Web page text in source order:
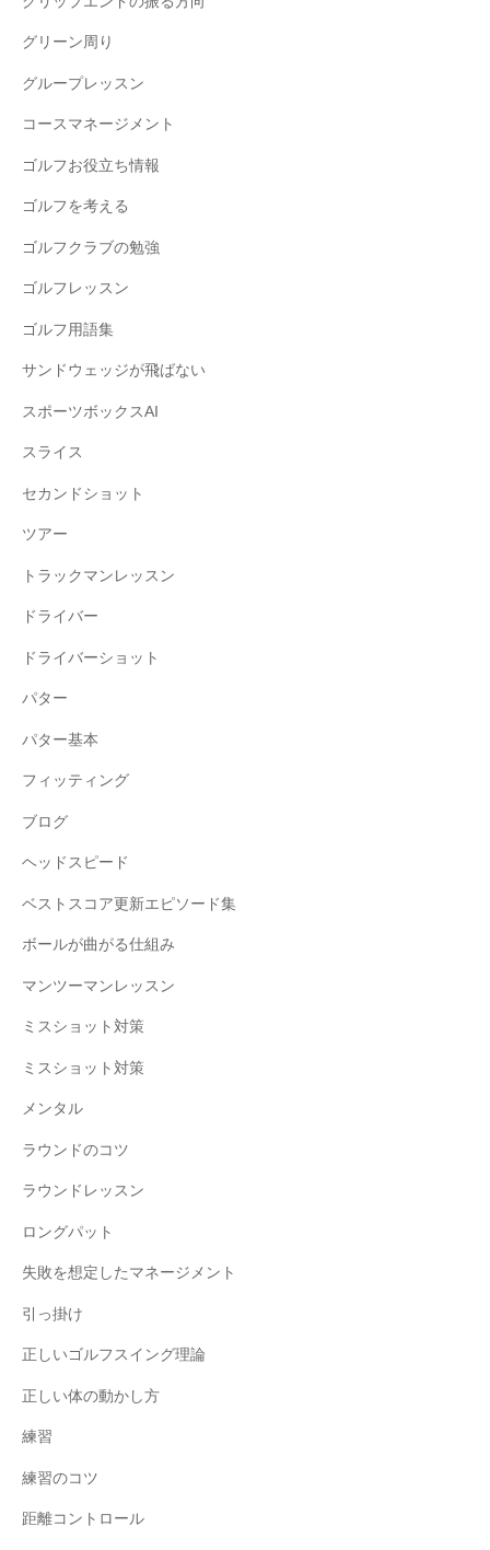
グリーン周り
グループレッスン
コースマネージメント
ゴルフお役立ち情報
ゴルフを考える
ゴルフクラブの勉強
ゴルフレッスン
ゴルフ用語集
サンドウェッジが飛ばない
スポーツボックスAI
スライス
セカンドショット
ツアー
トラックマンレッスン
ドライバー
ドライバーショット
パター
パター基本
フィッティング
ブログ
ヘッドスピード
ベストスコア更新エピソード集
ボールが曲がる仕組み
マンツーマンレッスン
ミスショット対策
ミスショット対策
メンタル
ラウンドのコツ
ラウンドレッスン
ロングパット
失敗を想定したマネージメント
引っ掛け
正しいゴルフスイング理論
正しい体の動かし方
練習
練習のコツ
距離コントロール